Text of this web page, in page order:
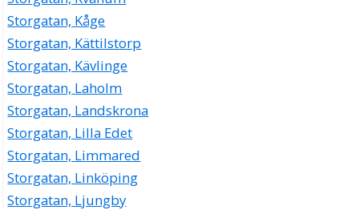
Storgatan, Kåge
Storgatan, Kättilstorp
Storgatan, Kävlinge
Storgatan, Laholm
Storgatan, Landskrona
Storgatan, Lilla Edet
Storgatan, Limmared
Storgatan, Linköping
Storgatan, Ljungby